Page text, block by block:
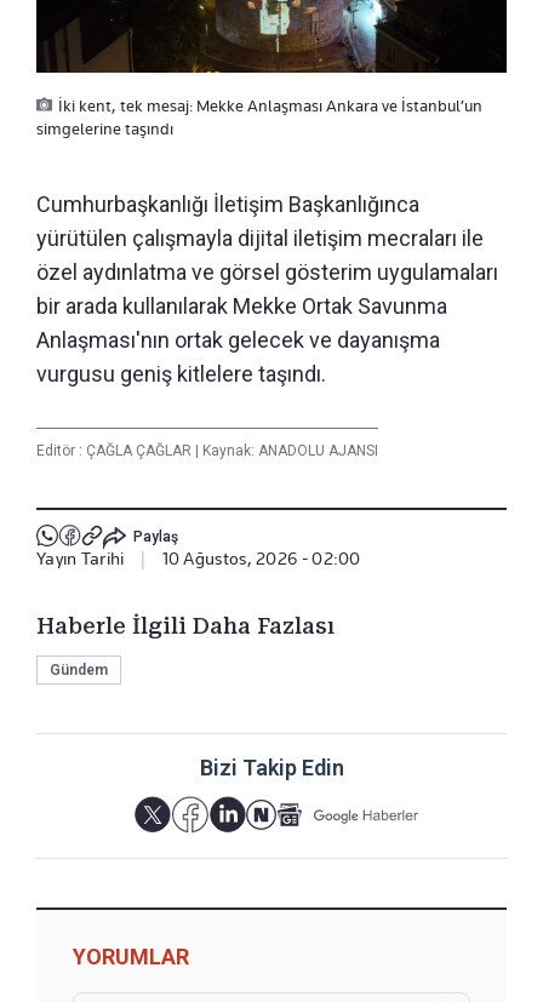
İki kent, tek mesaj: Mekke Anlaşması Ankara ve İstanbul’un
simgelerine taşındı
Cumhurbaşkanlığı İletişim Başkanlığınca
yürütülen çalışmayla dijital iletişim mecraları ile
özel aydınlatma ve görsel gösterim uygulamaları
bir arada kullanılarak Mekke Ortak Savunma
Anlaşması'nın ortak gelecek ve dayanışma
vurgusu geniş kitlelere taşındı.
Editör : ÇAĞLA ÇAĞLAR | Kaynak: ANADOLU AJANSI
Paylaş
Yayın Tarihi | 10 Ağustos, 2026 - 02:00
Haberle İlgili Daha Fazlası
Gündem
Bizi Takip Edin
YORUMLAR